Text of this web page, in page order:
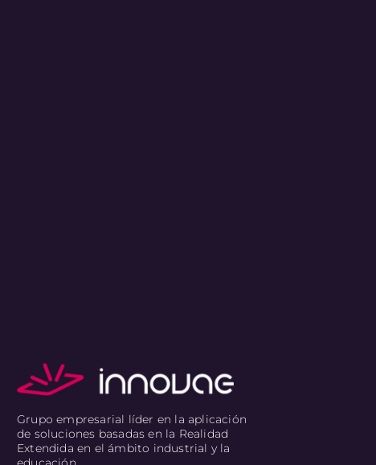
Grupo empresarial líder en la aplicación
de soluciones basadas en la Realidad
Extendida en el ámbito industrial y la